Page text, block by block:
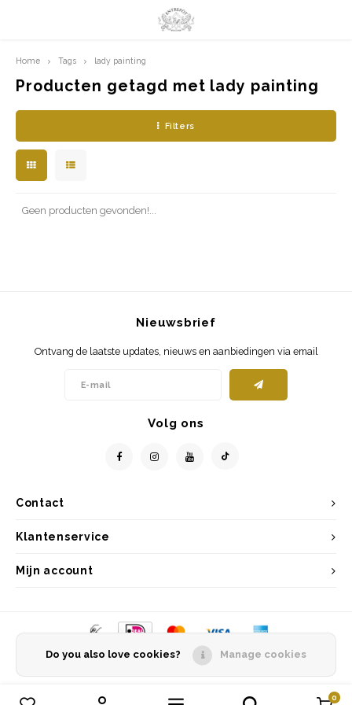
Hoofdmenu / limited prints
LIMITED PRINTS
CLASSIC LADIES
ORIENTAL
Hoofdmenu
Taal
Nederlands
0
Home Tags lady painting
Producten getagd met lady painting
Filters
Geen producten gevonden!...
Contact
Nieuwsbrief
Ontvang de laatste updates, nieuws en aanbiedingen via email
Volg ons
Klantenservice
Mijn account
© Copyright 2026 Entrepôt Holland - Powered byLightspeed- Theme by
Vergelijk producten 0
Do you also love cookies? Manage cookies